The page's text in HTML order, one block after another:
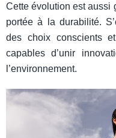
Cette évolution est aussi
portée à la durabilité.
des choix conscients
capables d’unir
l’environnement.